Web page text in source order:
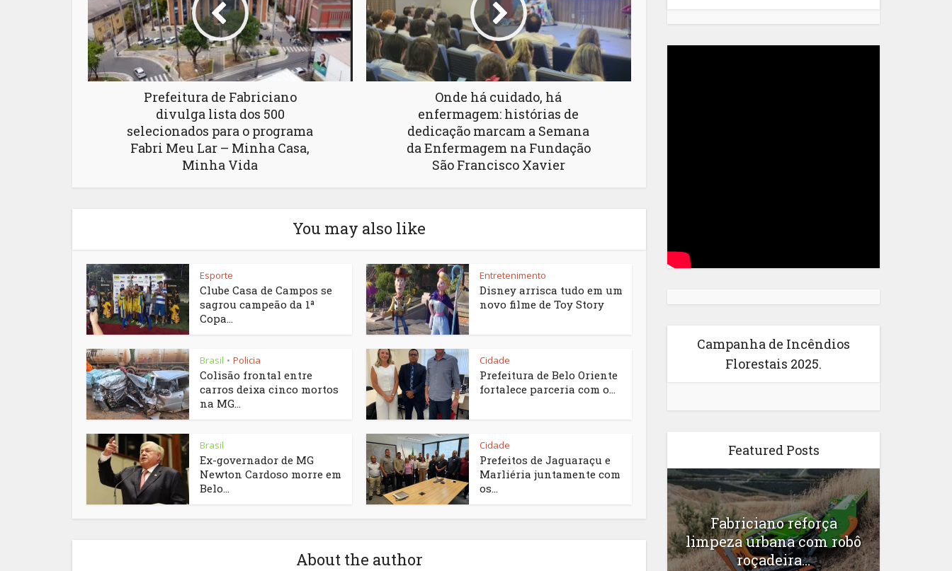
Prefeitura de Fabriciano
divulga lista dos 500
selecionados para o programa
Fabri Meu Lar – Minha Casa,
Minha Vida
Onde há cuidado, há
enfermagem: histórias de
dedicação marcam a Semana
da Enfermagem na Fundação
São Francisco Xavier
You may also like
Esporte
Clube Casa de Campos se
sagrou campeão da 1ª
Copa...
Entretenimento
Disney arrisca tudo em um
novo filme de Toy Story
Brasil • Policia
Colisão frontal entre
carros deixa cinco mortos
na MG...
Cidade
Prefeitura de Belo Oriente
fortalece parceria com o...
Brasil
Ex-governador de MG
Newton Cardoso morre em
Belo...
Cidade
Prefeitos de Jaguaraçu e
Marliéria juntamente com
os...
About the author
Campanha de Incêndios
Florestais 2025.
Featured Posts
Fabriciano reforça
limpeza urbana com robô
roçadeira...